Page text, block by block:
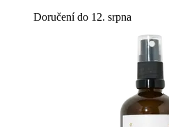
Doručení do 12. srpna